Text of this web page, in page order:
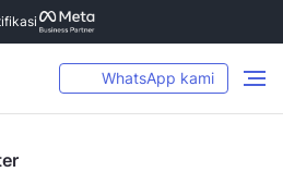
WhatsApp kami